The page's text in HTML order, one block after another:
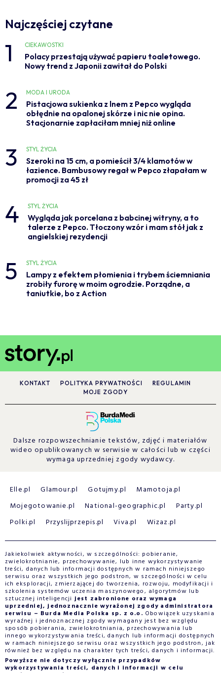
Najczęściej czytane
1 CIEKAWOSTKI
Polacy przestają używać papieru toaletowego.
Nowy trend z Japonii zawitał do Polski
2 MODA I URODA
Pistacjowa sukienka z lnem z Pepco wygląda
obłędnie na opalonej skórze i nic nie opina.
Stacjonarnie zapłaciłam mniej niż online
3 STYL ŻYCIA
Szeroki na 15 cm, a pomieścił 3/4 klamotów w
łazience. Bambusowy regał w Pepco złapałam w
promocji za 45 zł
4 STYL ŻYCIA
Wygląda jak porcelana z babcinej witryny, a to
talerze z Pepco. Tłoczony wzór i mam stół jak z
angielskiej rezydencji
5 STYL ŻYCIA
Lampy z efektem płomienia i trybem ściemniania
zrobiły furorę w moim ogrodzie. Porządne, a
taniutkie, bo z Action
KONTAKT POLITYKA PRYWATNOŚCI
REGULAMIN
MOJE ZGODY
Dalsze rozpowszechnianie tekstów, zdjęć i materiałów
wideo opublikowanych w serwisie w całości lub w części
wymaga uprzedniej zgody wydawcy.
Elle.pl Glamour.pl Gotujmy.pl
Mamotoja.pl
Mojegotowanie.pl
National-geographic.pl
Party.pl
Polki.pl
Przyslijprzepis.pl Viva.pl Wizaz.pl
Jakiekolwiek aktywności, w szczególności: pobieranie,
zwielokrotnianie, przechowywanie, lub inne wykorzystywanie
treści, danych lub informacji dostępnych w ramach niniejszego
serwisu oraz wszystkich jego podstron, w szczególności w celu
ich eksploracji, zmierzającej do tworzenia, rozwoju, modyfikacji i
szkolenia systemów uczenia maszynowego, algorytmów lub
sztucznej inteligencjijest zabronione oraz wymaga
uprzedniej, jednoznacznie wyrażonej zgody administratora
serwisu – Burda Media Polska sp. z o.o. Obowiązek uzyskania
wyraźnej i jednoznacznej zgody wymagany jest bez względu
sposób pobierania, zwielokrotniania, przechowywania lub
innego wykorzystywania treści, danych lub informacji dostępnych
w ramach niniejszego serwisu oraz wszystkich jego podstron, jak
również bez względu na charakter tych treści, danych i informacji.
Powyższe nie dotyczy wyłącznie przypadków
wykorzystywania treści, danych i informacji w celu